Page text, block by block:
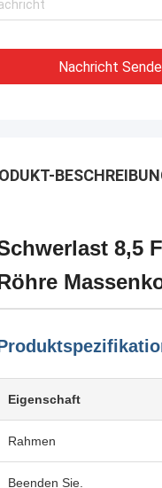
Nachricht
8,5
Eigenschaft
Rahmen
Beenden Sie.